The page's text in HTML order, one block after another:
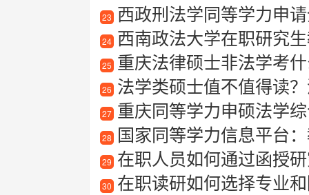
23 西政刑法学同等学力申请全攻
24 西南政法大学在职研究
25 重庆法律硕士非法学考
26 法学类硕士值不值得读
27 重庆同等学力申硕法学
28 国家同等学力信息平台
29 在职人员如何通过函授研究
30 在职读研如何选择专业